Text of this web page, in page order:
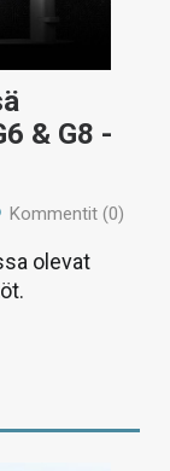
& G8 -
Kommentit (0)
olevat